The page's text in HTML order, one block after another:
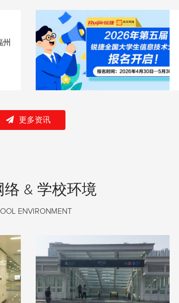
州
更多资讯
络 & 学校环境
ENVIRONMENT